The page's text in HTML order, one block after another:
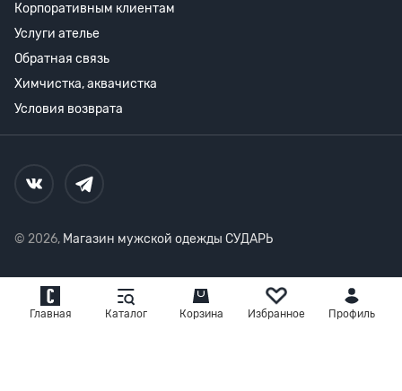
Главная Каталог Корзина Избранное Профиль
Корпоративным клиентам
Услуги ателье
Обратная связь
Химчистка, аквачистка
Условия возврата
© 2026, Магазин мужской одежды СУДАРЬ